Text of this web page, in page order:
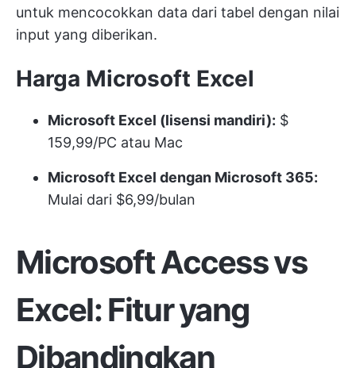
untuk mencocokkan data dari tabel dengan nilai
input yang diberikan.
Harga Microsoft Excel
Microsoft Excel (lisensi mandiri): $
159,99/PC atau Mac
Microsoft Excel dengan Microsoft 365:
Mulai dari $6,99/bulan
Microsoft Access vs
Excel: Fitur yang
Dibandingkan